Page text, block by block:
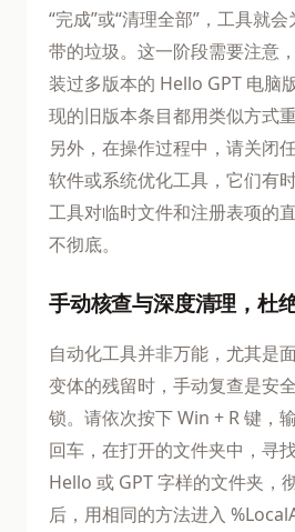
“完成”或“清理全部”，工具就
带的垃圾。这一阶段需要注意
装过多版本的 Hello GPT 电脑
现的旧版本条目都用类似方式
另外，在操作过程中，请关闭
软件或系统优化工具，它们有
工具对临时文件和注册表项的
不彻底。
手动核查与深度清理，杜
自动化工具并非万能，尤其是
变体的残留时，手动复查是安
锁。请依次按下 Win + R 键，
回车，在打开的文件夹中，寻
Hello 或 GPT 字样的文件夹，
后，用相同的方法进入